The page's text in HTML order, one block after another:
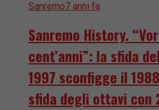
Sanremo7 anni fa
Sanremo History.
cent’anni”: la sfida
1997 sconfigge il
sfida degli ottavi con